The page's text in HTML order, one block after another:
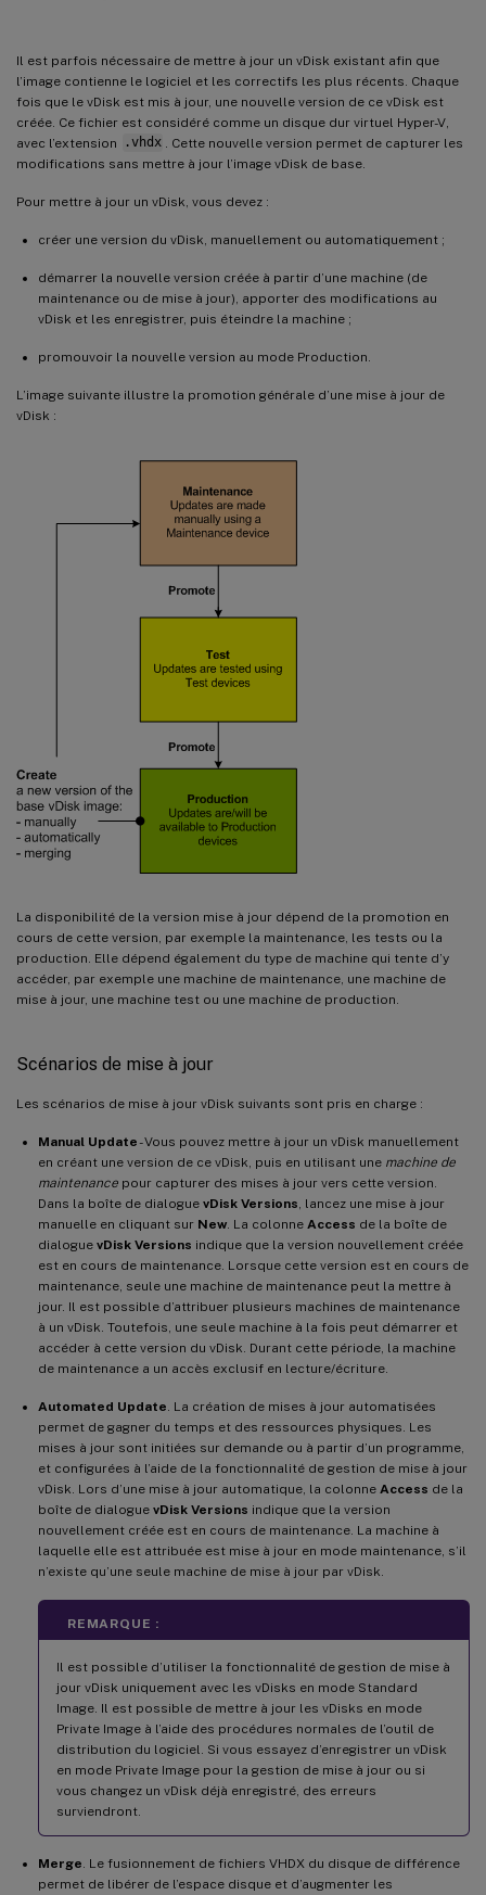
Il est parfois nécessaire de mettre à jour un vDisk existant afin que
l’image contienne le logiciel et les correctifs les plus récents. Chaque
fois que le vDisk est mis à jour, une nouvelle version de ce vDisk est
créée. Ce fichier est considéré comme un disque dur virtuel Hyper-V,
avec l’extension
.vhdx
. Cette nouvelle version permet de capturer les
modifications sans mettre à jour l’image vDisk de base.
Pour mettre à jour un vDisk, vous devez :
créer une version du vDisk, manuellement ou automatiquement ;
démarrer la nouvelle version créée à partir d’une machine (de
maintenance ou de mise à jour), apporter des modifications au
vDisk et les enregistrer, puis éteindre la machine ;
promouvoir la nouvelle version au mode Production.
L’image suivante illustre la promotion générale d’une mise à jour de
vDisk :
La disponibilité de la version mise à jour dépend de la promotion en
cours de cette version, par exemple la maintenance, les tests ou la
production. Elle dépend également du type de machine qui tente d’y
accéder, par exemple une machine de maintenance, une machine de
mise à jour, une machine test ou une machine de production.
Scénarios de mise à jour
Les scénarios de mise à jour vDisk suivants sont pris en charge :
Manual Update- Vous pouvez mettre à jour un vDisk manuellement
en créant une version de ce vDisk, puis en utilisant une machine de
maintenance pour capturer des mises à jour vers cette version.
Dans la boîte de dialogue vDisk Versions , lancez une mise à jour
manuelle en cliquant sur New . La colonne Access de la boîte de
dialogue vDisk Versions indique que la version nouvellement créée
est en cours de maintenance. Lorsque cette version est en cours de
maintenance, seule une machine de maintenance peut la mettre à
jour. Il est possible d’attribuer plusieurs machines de maintenance
à un vDisk. Toutefois, une seule machine à la fois peut démarrer et
accéder à cette version du vDisk. Durant cette période, la machine
de maintenance a un accès exclusif en lecture/écriture.
Automated Update . La création de mises à jour automatisées
permet de gagner du temps et des ressources physiques. Les
mises à jour sont initiées sur demande ou à partir d’un programme,
et configurées à l’aide de la fonctionnalité de gestion de mise à jour
vDisk. Lors d’une mise à jour automatique, la colonne Access de la
boîte de dialogue vDisk Versions indique que la version
nouvellement créée est en cours de maintenance. La machine à
laquelle elle est attribuée est mise à jour en mode maintenance, s’il
n’existe qu’une seule machine de mise à jour par vDisk.
REMARQUE :
Il est possible d’utiliser la fonctionnalité de gestion de mise à
jour vDisk uniquement avec les vDisks en mode Standard
Image. Il est possible de mettre à jour les vDisks en mode
Private Image à l’aide des procédures normales de l’outil de
distribution du logiciel. Si vous essayez d’enregistrer un vDisk
en mode Private Image pour la gestion de mise à jour ou si
vous changez un vDisk déjà enregistré, des erreurs
surviendront.
Merge . Le fusionnement de fichiers VHDX du disque de différence
permet de libérer de l’espace disque et d’augmenter les
Mise à jour de vDisks sur des machines cibles
Automatisation des mises à jour de vDisk
Configuration de connexions à des hôtes virtuels pour les mises à jour vDisk automatisées
Onglet Advanced